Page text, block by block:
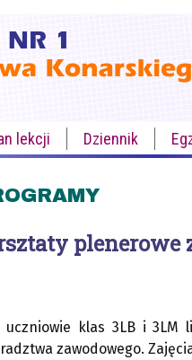
lekcji Dziennik
plenerowe
klas 3LB i 3LM
zawodowego.